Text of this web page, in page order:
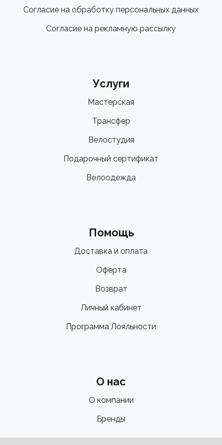
Согласие на обработку персональных данных
Согласие на рекламную рассылку
Услуги
Мастерская
Трансфер
Велостудия
Подарочный сертификат
Велоодежда
Помощь
Доставка и оплата
Оферта
Возврат
Личный кабинет
Программа Лояльности
О нас
О компании
Бренды